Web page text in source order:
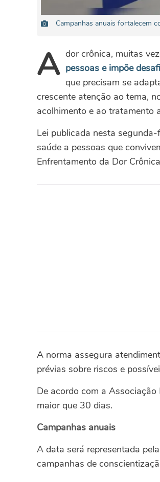
Campanhas anuais fortalecem
Ador crônica, muitas
pessoas e impõe
que precisam se
crescente atenção ao tema,
acolhimento e ao tratamento
Lei publicada nesta
saúde a pessoas que
Enfrentamento da Dor
A norma assegura
prévias sobre riscos e
De acordo com a
maior que 30 dias.
Campanhas anuais
A data será representada
campanhas de